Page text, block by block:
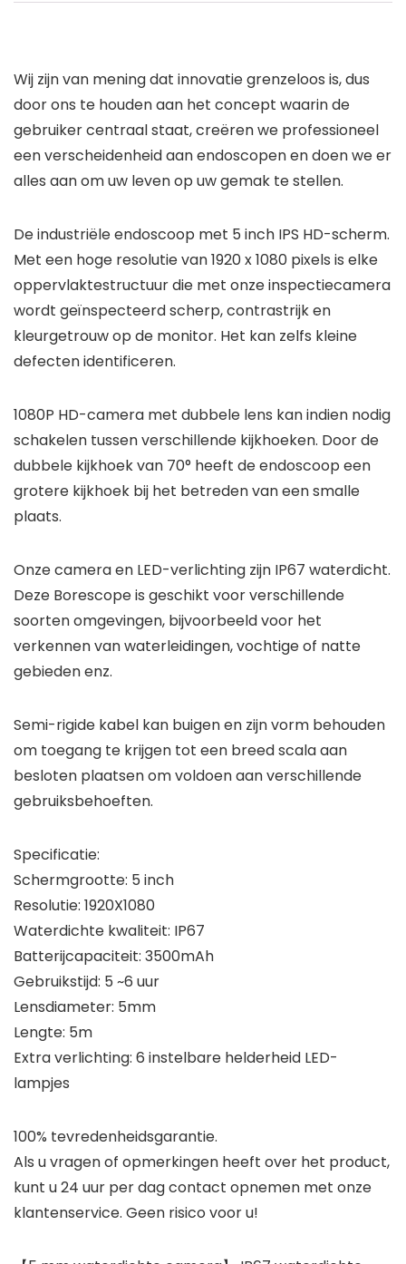
Wij zijn van mening dat innovatie grenzeloos is, dus
door ons te houden aan het concept waarin de
gebruiker centraal staat, creëren we professioneel
een verscheidenheid aan endoscopen en doen we er
alles aan om uw leven op uw gemak te stellen.
De industriële endoscoop met 5 inch IPS HD-scherm.
Met een hoge resolutie van 1920 x 1080 pixels is elke
oppervlaktestructuur die met onze inspectiecamera
wordt geïnspecteerd scherp, contrastrijk en
kleurgetrouw op de monitor. Het kan zelfs kleine
defecten identificeren.
1080P HD-camera met dubbele lens kan indien nodig
schakelen tussen verschillende kijkhoeken. Door de
dubbele kijkhoek van 70° heeft de endoscoop een
grotere kijkhoek bij het betreden van een smalle
plaats.
Onze camera en LED-verlichting zijn IP67 waterdicht.
Deze Borescope is geschikt voor verschillende
soorten omgevingen, bijvoorbeeld voor het
verkennen van waterleidingen, vochtige of natte
gebieden enz.
Semi-rigide kabel kan buigen en zijn vorm behouden
om toegang te krijgen tot een breed scala aan
besloten plaatsen om voldoen aan verschillende
gebruiksbehoeften.
Specificatie:
Schermgrootte: 5 inch
Resolutie: 1920X1080
Waterdichte kwaliteit: IP67
Batterijcapaciteit: 3500mAh
Gebruikstijd: 5 ~6 uur
Lensdiameter: 5mm
Lengte: 5m
Extra verlichting: 6 instelbare helderheid LED-
lampjes
100% tevredenheidsgarantie.
Als u vragen of opmerkingen heeft over het product,
kunt u 24 uur per dag contact opnemen met onze
klantenservice. Geen risico voor u!